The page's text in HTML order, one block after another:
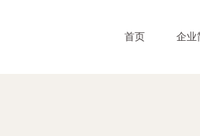
首页 企业